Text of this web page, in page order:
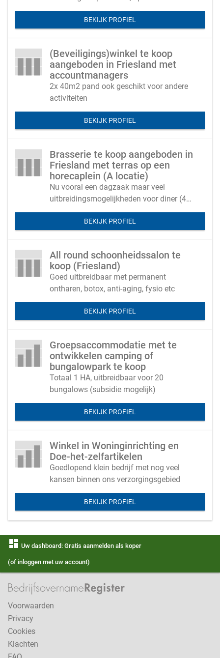
materieel, niet afhankelijk van één of
twee klanten.BEKIJK PROFIEL
(Beveiligings)winkel te koop
aangeboden in Friesland met
accountmanagers
2x 40m2 pand ook geschikt voor andere
activiteiten
BEKIJK PROFIEL
Brasserie te koop aangeboden in
Friesland met terras op een
horecaplein (A locatie)
Nu vooral een dagzaak maar veel
uitbreidingsmogelijkheden voor diner (48
couverts binnen en 40 zitplaatsen buiten)
BEKIJK PROFIEL
All round schoonheidssalon te
koop (Friesland)
Goed uitbreidbaar met permanent
ontharen, botox, anti-aging, fysio etc
BEKIJK PROFIEL
Groepsaccommodatie met te
ontwikkelen camping of
bungalowpark te koop
Totaal 1 HA, uitbreidbaar voor 20
bungalows (subsidie mogelijk)
BEKIJK PROFIEL
Winkel in Woninginrichting en
Doe-het-zelfartikelen
Goedlopend klein bedrijf met nog veel
kansen binnen ons verzorgingsgebied
BEKIJK PROFIEL
dashboard Uw dashboard: Gratis aanmelden als koper
(of inloggen met uw account)
Voorwaarden
Privacy
Cookies
Klachten